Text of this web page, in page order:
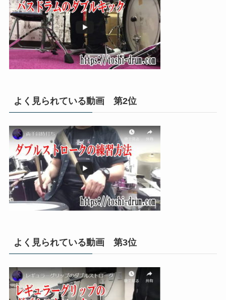
よく見られている動画 第2位
よく見られている動画 第3位